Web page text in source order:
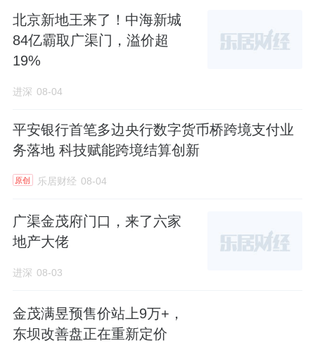
北京新地王来了！中海新城
84亿霸取广渠门，溢价超
19%
进深 08-04
平安银行首笔多边央行数字货币桥跨境支付业
务落地 科技赋能跨境结算创新
原创 乐居财经 08-04
广渠金茂府门口，来了六家
地产大佬
进深 08-03
金茂满昱预售价站上9万+，
东坝改善盘正在重新定价